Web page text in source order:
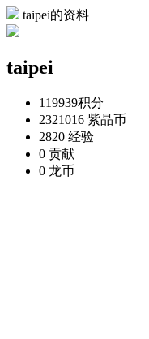
taipei的资料
taipei
119939积分
2321016 紫晶币
2820 经验
0 贡献
0 龙币